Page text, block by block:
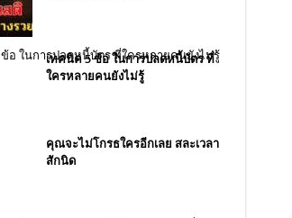
เทคนิค 5 ข้อ ในการปลดหนี้บัตร ที่
ใครหลายคนยังไม่รู้
คุณจะไม่โกรธใครอีกเลย สละเวลา
สักนิด